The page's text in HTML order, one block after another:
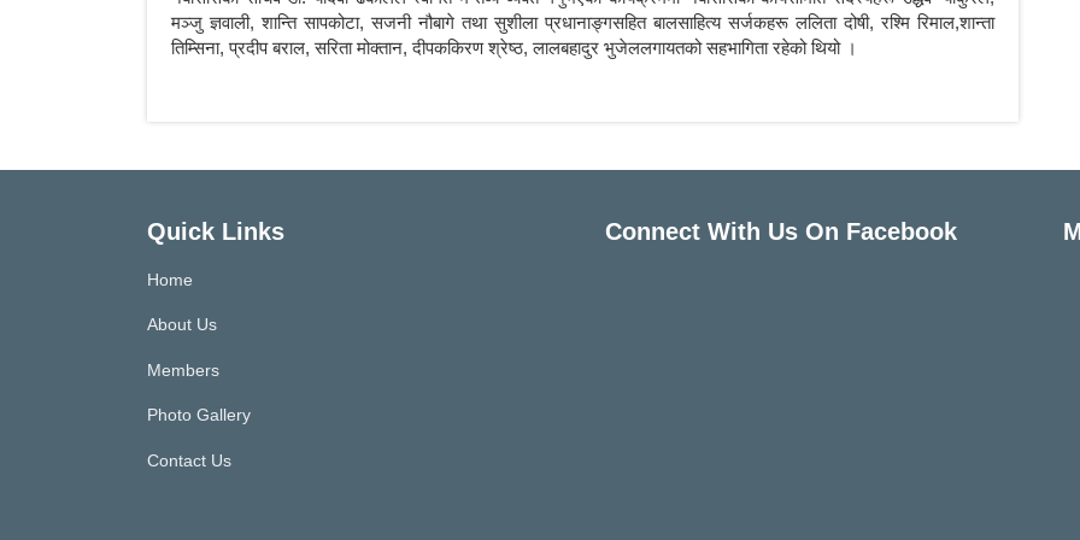
मञ्जु ज्ञवाली, शान्ति सापकोटा, सजनी नौबागे तथा सुशीला प्रधानाङ्गसहित बालसाहित्य सर्जकहरू ललिता दोषी, रश्मि रिमाल,शान्ता
तिम्सिना, प्रदीप बराल, सरिता मोक्तान, दीपककिरण श्रेष्ठ, लालबहादुर भुजेललगायतको सहभागिता रहेको थियो ।
Quick Links
Home
About Us
Members
Photo Gallery
Contact Us
Connect With Us On Facebook